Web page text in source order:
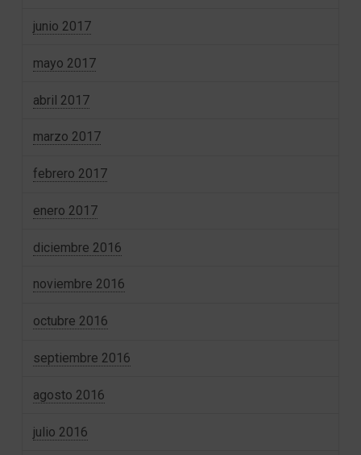
junio 2017
mayo 2017
abril 2017
marzo 2017
febrero 2017
enero 2017
diciembre 2016
noviembre 2016
octubre 2016
septiembre 2016
agosto 2016
julio 2016